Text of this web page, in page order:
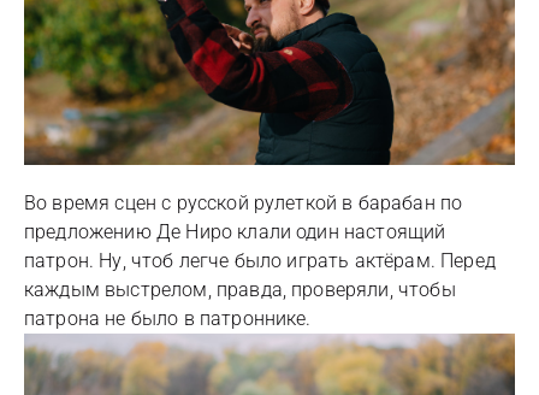
Во время сцен с русской рулеткой в барабан по
предложению Де Ниро клали один настоящий
патрон. Ну, чтоб легче было играть актёрам. Перед
каждым выстрелом, правда, проверяли, чтобы
патрона не было в патроннике.